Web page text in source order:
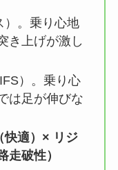
）。乗り心地
き上げが激し
）。乗り心
は足が伸びな
快適）× リジ
走破性）